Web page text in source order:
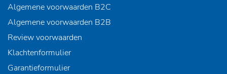
Algemene voorwaarden B2C
Algemene voorwaarden B2B
Review voorwaarden
Klachtenformulier
Garantieformulier